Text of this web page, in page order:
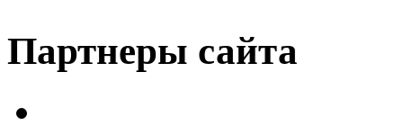
Партнеры сайта